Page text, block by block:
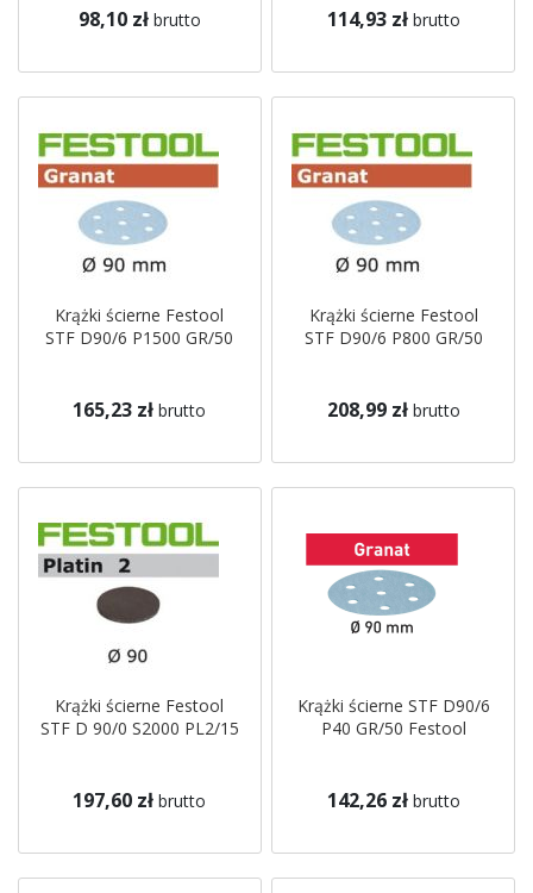
98,10 zł brutto 114,93 zł brutto
Krążki ścierne Festool
STF D90/6 P1500 GR/50
165,23 zł brutto
Krążki ścierne Festool
STF D90/6 P800 GR/50
208,99 zł brutto
Krążki ścierne Festool
STF D 90/0 S2000 PL2/15
197,60 zł brutto
Krążki ścierne STF D90/6
P40 GR/50 Festool
142,26 zł brutto